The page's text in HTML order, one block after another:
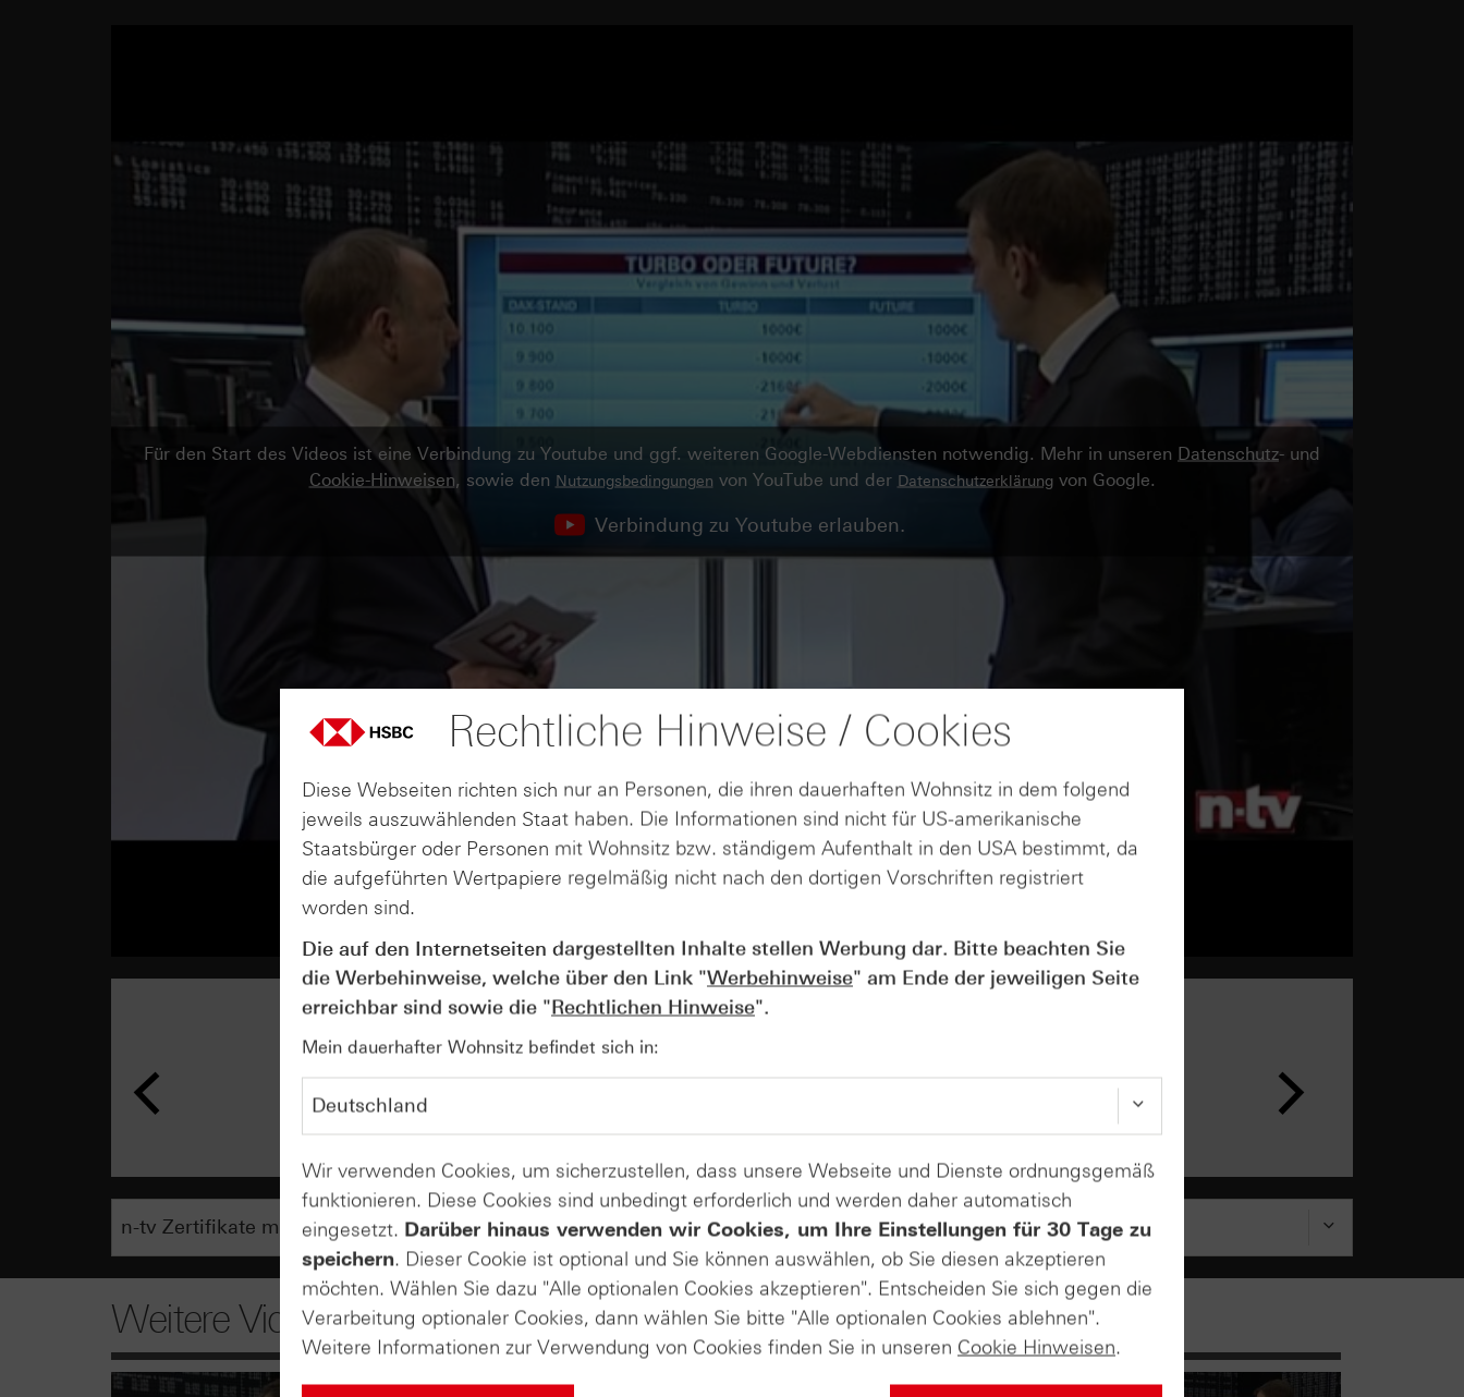
Für den Start des Videos ist eine Verbindung zu Youtube und ggf. weiteren Google-Webdiensten notwendig. Mehr in unseren Datenschutz- und
Cookie-Hinweisen, sowie den Nutzungsbedingungen von YouTube und der Datenschutzerklärungvon Google.
Verbindung zu Youtube erlauben.
AUGUST
Der Blick ins Kleingedruckte: Kosten &
Weitere Videos
Rechtliche Hinweise / Cookies
Diese Webseiten richten sich nur an Personen, die ihren dauerhaften Wohnsitz in dem folgend
jeweils auszuwählenden Staat haben. Die Informationen sind nicht für US-amerikanische
Staatsbürger oder Personen mit Wohnsitz bzw. ständigem Aufenthalt in den USA bestimmt, da
die aufgeführten Wertpapiere regelmäßig nicht nach den dortigen Vorschriften registriert
worden sind.
Die auf den Internetseiten dargestellten Inhalte stellen Werbung dar. Bitte beachten Sie
die Werbehinweise, welche über den Link "Werbehinweise" am Ende der jeweiligen Seite
erreichbar sind sowie die "Rechtlichen Hinweise".
Mein dauerhafter Wohnsitz befindet sich in:
Wir verwenden Cookies, um sicherzustellen, dass unsere Webseite und Dienste ordnungsgemäß
funktionieren. Diese Cookies sind unbedingt erforderlich und werden daher automatisch
eingesetzt. Darüber hinaus verwenden wir Cookies, um Ihre Einstellungen für 30 Tage zu
speichern. Dieser Cookie ist optional und Sie können auswählen, ob Sie diesen akzeptieren
möchten. Wählen Sie dazu "Alle optionalen Cookies akzeptieren". Entscheiden Sie sich gegen die
Verarbeitung optionaler Cookies, dann wählen Sie bitte "Alle optionalen Cookies ablehnen".
Weitere Informationen zur Verwendung von Cookies finden Sie in unseren Cookie Hinweisen.